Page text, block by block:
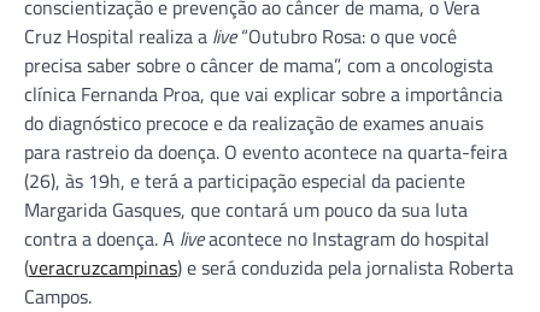
conscientização e prevenção ao câncer de mama, o Vera
Cruz Hospital realiza a live“Outubro Rosa: o que você
precisa saber sobre o câncer de mama”, com a oncologista
clínica Fernanda Proa, que vai explicar sobre a importância
do diagnóstico precoce e da realização de exames anuais
para rastreio da doença. O evento acontece na quarta-feira
(26), às 19h, e terá a participação especial da paciente
Margarida Gasques, que contará um pouco da sua luta
contra a doença. A liveacontece no Instagram do hospital
(veracruzcampinas) e será conduzida pela jornalista Roberta
Campos.